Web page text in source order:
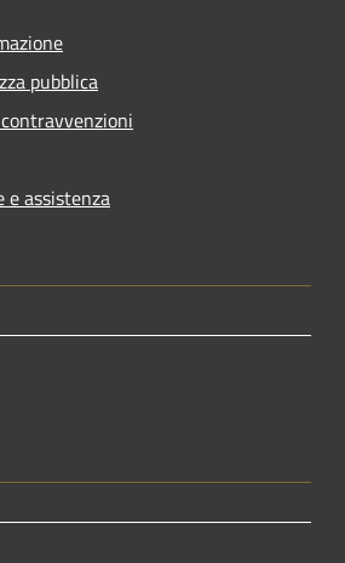
pubblica
e assistenza